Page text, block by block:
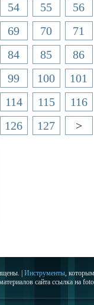
54 55 56
69 70 71
84 85 86
99 100 101
114 115 116
126 127 >
| Инструменты ,
сайта ссылка на